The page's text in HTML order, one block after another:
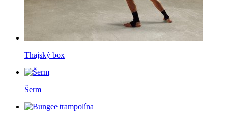
Thajský box
Šerm